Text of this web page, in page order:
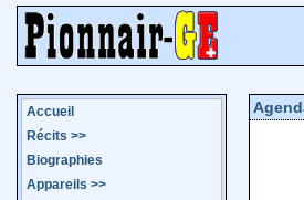
Accueil
Récits >>
Biographies
Appareils >>